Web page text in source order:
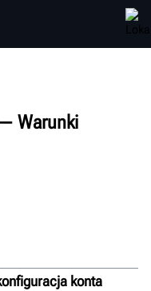
O NAS
Warunki
konta